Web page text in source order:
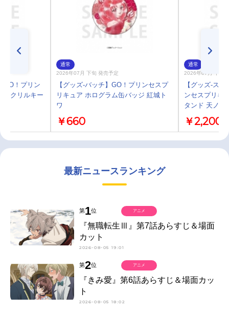
GO！プリン
アクリルキー
通常
2026年07月 下旬 発売予定
【グッズ-バッチ】GO！プリンセスプ
リキュア ホログラム缶バッジ 紅城ト
ワ
￥660
通常
2026年07月 下旬
【グッズ-ス
ンセスプリキ
タンド 天ノ川
￥2,200
最新ニュースランキング
第1位
『無職転生Ⅲ』第7話あらすじ＆場面
カット
2026-08-05 19:01
アニメ
第2位
『きみ愛』第6話あらすじ＆場面カッ
ト
2026-08-05 18:02
アニメ